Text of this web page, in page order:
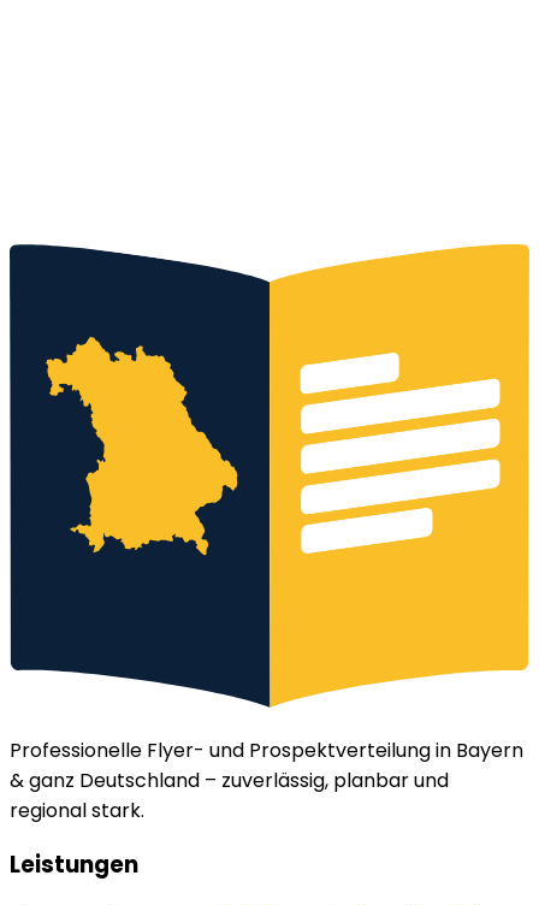
Kostenloses Angebot 0152 - 3371 9399
Professionelle Flyer- und Prospektverteilung in Bayern
& ganz Deutschland – zuverlässig, planbar und
regional stark.
Leistungen